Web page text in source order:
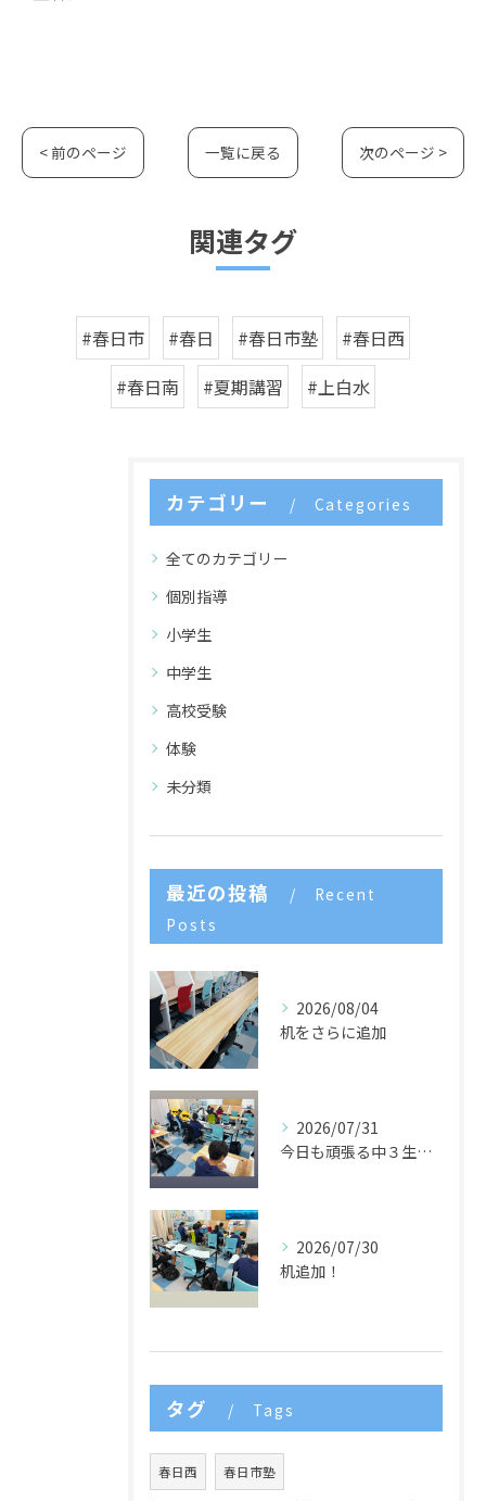
< 前のページ 一覧に戻る 次のページ >
関連タグ
#春日市 #春日 #春日市塾
#春日西
#春日南
#夏期講習 #上白水
カテゴリー Categories
全てのカテゴリー
個別指導
小学生
中学生
高校受験
体験
未分類
最近の投稿
Recent
Posts
2026/08/04
机をさらに追加
2026/07/31
今日も頑張る中３生たち🌈
2026/07/30
机追加！
タグ Tags
春日西 春日市塾